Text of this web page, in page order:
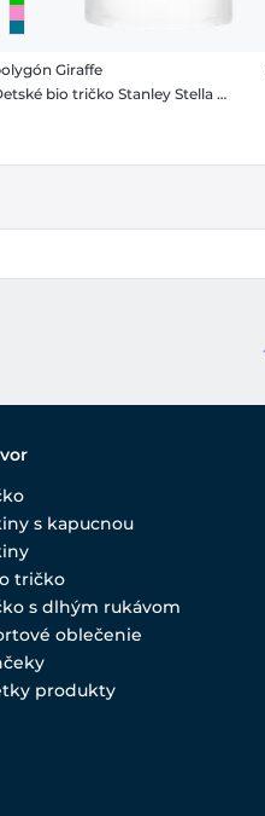
Giraffe
Detské bio tričko Stanley Stella 2.0
s kapucnou
tričko
s dlhým rukávom
oblečenie
produkty